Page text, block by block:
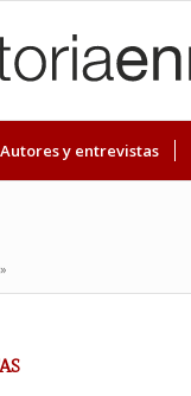
Autores y entrevistas